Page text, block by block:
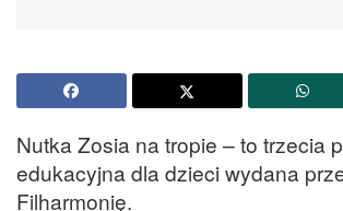
Nutka Zosia na tropie – to trzecia
edukacyjna dla dzieci wydana
Filharmonię.